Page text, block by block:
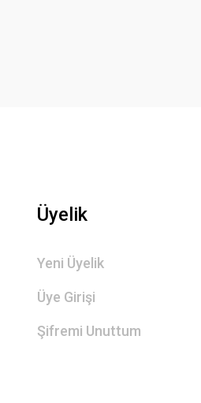
Üyelik
Yeni Üyelik
Üye Girişi
Şifremi Unuttum